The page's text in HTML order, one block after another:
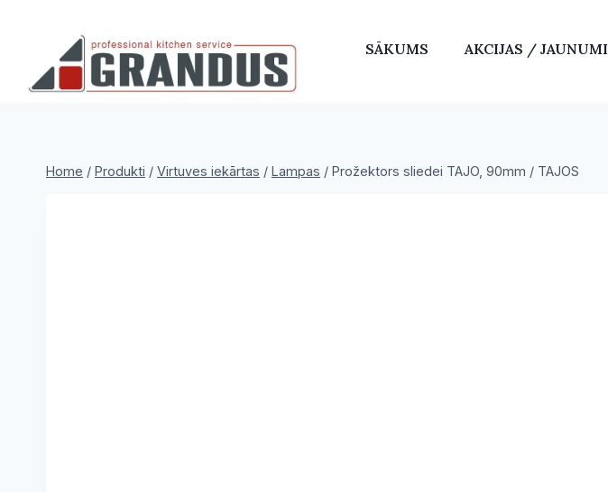
SĀKUMS
AKCIJAS / JAUNUMI
Home / Produkti / Virtuves iekārtas / Lampas / Prožektors sliedei TAJO, 90mm / TAJOS